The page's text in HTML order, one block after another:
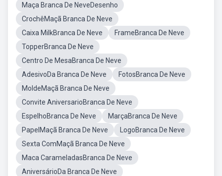
Maça Branca De NeveDesenho
CrochêMaçã Branca De Neve
Caixa MilkBranca De Neve
FrameBranca De Neve
TopperBranca De Neve
Centro De MesaBranca De Neve
AdesivoDa Branca De Neve
FotosBranca De Neve
MoldeMaçã Branca De Neve
Convite AniversarioBranca De Neve
EspelhoBranca De Neve
MarçaBranca De Neve
PapelMaçã Branca De Neve
LogoBranca De Neve
Sexta ComMaçã Branca De Neve
Maca CarameladasBranca De Neve
AniversárioDa Branca De Neve